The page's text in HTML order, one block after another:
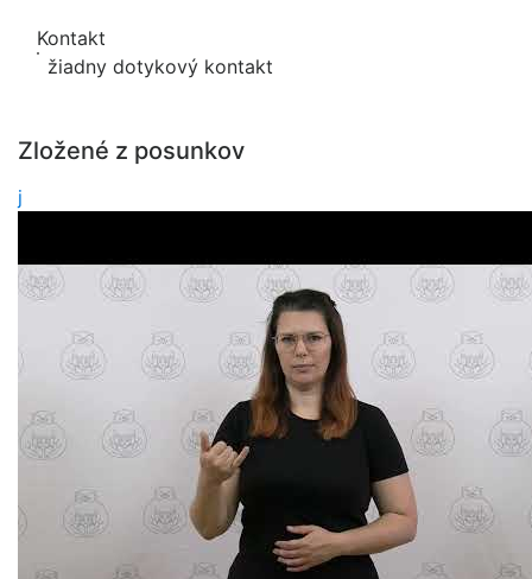
Kontakt
žiadny dotykový kontakt
Zložené z posunkov
j